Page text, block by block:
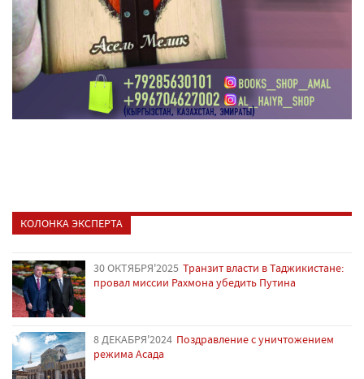
КОЛОНКА ЭКСПЕРТА
30 ОКТЯБРЯ'2025 Транзит власти в Таджикистане:
провал миссии Рахмона убедить Путина
8 ДЕКАБРЯ'2024 Поздравление с уничтожением
режима Асада